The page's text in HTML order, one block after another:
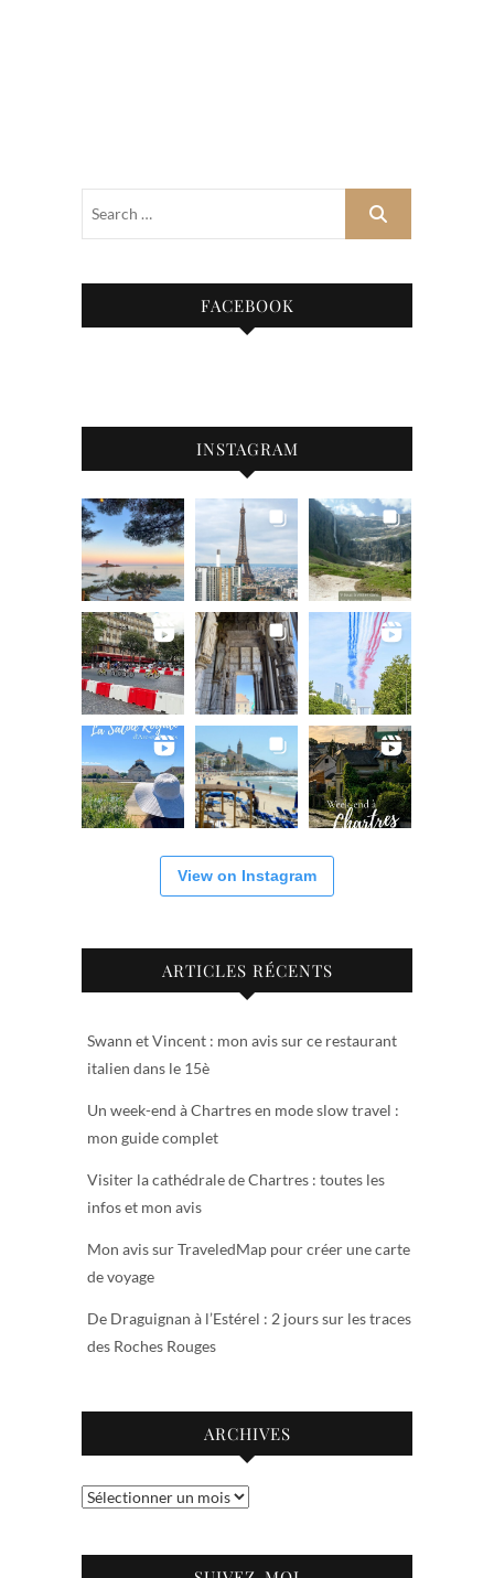
FACEBOOK
INSTAGRAM
View on Instagram
ARTICLES RÉCENTS
Swann et Vincent : mon avis sur ce restaurant
italien dans le 15è
Un week-end à Chartres en mode slow travel :
mon guide complet
Visiter la cathédrale de Chartres : toutes les
infos et mon avis
Mon avis sur TraveledMap pour créer une carte
de voyage
De Draguignan à l’Estérel : 2 jours sur les traces
des Roches Rouges
ARCHIVES
Archives